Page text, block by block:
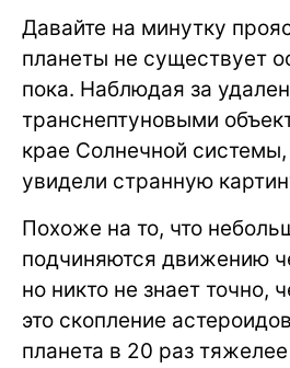
Давайте на минутку
планеты не существует
пока. Наблюдая за
транснептуновыми
крае Солнечной
увидели странную
Похоже на то, что
подчиняются движению
но никто не знает точно,
это скопление
планета в 20 раз